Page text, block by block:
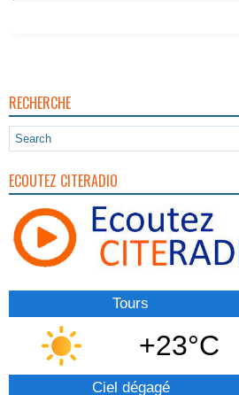
RECHERCHE
ECOUTEZ CITERADIO
Tours
+23°C
Ciel dégagé